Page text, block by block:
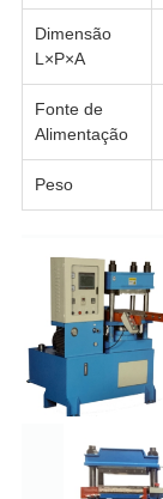
Dimensão
L×P×A
Fonte de
Alimentação
Peso